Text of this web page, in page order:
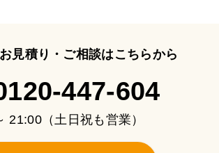
見積り・ご相談はこちらから
447-604
21:00（土日祝も営業）